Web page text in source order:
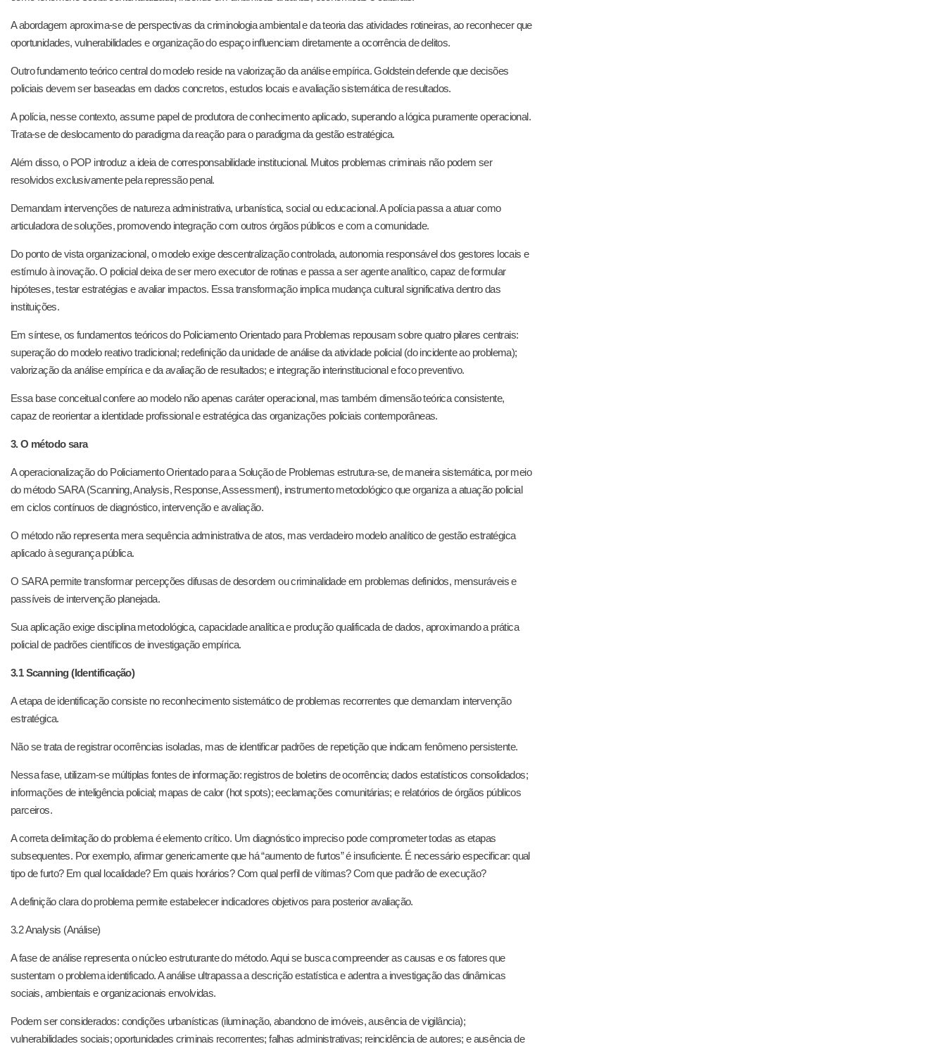
A abordagem aproxima-se de perspectivas da criminologia ambiental e da teoria das atividades rotineiras, ao reconhecer que
oportunidades, vulnerabilidades e organização do espaço influenciam diretamente a ocorrência de delitos.
Outro fundamento teórico central do modelo reside na valorização da análise empírica. Goldstein defende que decisões
policiais devem ser baseadas em dados concretos, estudos locais e avaliação sistemática de resultados.
A polícia, nesse contexto, assume papel de produtora de conhecimento aplicado, superando a lógica puramente operacional.
Trata-se de deslocamento do paradigma da reação para o paradigma da gestão estratégica.
Além disso, o POP introduz a ideia de corresponsabilidade institucional. Muitos problemas criminais não podem ser
resolvidos exclusivamente pela repressão penal.
Demandam intervenções de natureza administrativa, urbanística, social ou educacional. A polícia passa a atuar como
articuladora de soluções, promovendo integração com outros órgãos públicos e com a comunidade.
Do ponto de vista organizacional, o modelo exige descentralização controlada, autonomia responsável dos gestores locais e
estímulo à inovação. O policial deixa de ser mero executor de rotinas e passa a ser agente analítico, capaz de formular
hipóteses, testar estratégias e avaliar impactos. Essa transformação implica mudança cultural significativa dentro das
instituições.
Em síntese, os fundamentos teóricos do Policiamento Orientado para Problemas repousam sobre quatro pilares centrais:
superação do modelo reativo tradicional; redefinição da unidade de análise da atividade policial (do incidente ao problema);
valorização da análise empírica e da avaliação de resultados; e integração interinstitucional e foco preventivo.
Essa base conceitual confere ao modelo não apenas caráter operacional, mas também dimensão teórica consistente,
capaz de reorientar a identidade profissional e estratégica das organizações policiais contemporâneas.
3. O método sara
A operacionalização do Policiamento Orientado para a Solução de Problemas estrutura-se, de maneira sistemática, por meio
do método SARA (Scanning, Analysis, Response, Assessment), instrumento metodológico que organiza a atuação policial
em ciclos contínuos de diagnóstico, intervenção e avaliação.
O método não representa mera sequência administrativa de atos, mas verdadeiro modelo analítico de gestão estratégica
aplicado à segurança pública.
O SARA permite transformar percepções difusas de desordem ou criminalidade em problemas definidos, mensuráveis e
passíveis de intervenção planejada.
Sua aplicação exige disciplina metodológica, capacidade analítica e produção qualificada de dados, aproximando a prática
policial de padrões científicos de investigação empírica.
3.1 Scanning (Identificação)
A etapa de identificação consiste no reconhecimento sistemático de problemas recorrentes que demandam intervenção
estratégica.
Não se trata de registrar ocorrências isoladas, mas de identificar padrões de repetição que indicam fenômeno persistente.
Nessa fase, utilizam-se múltiplas fontes de informação: registros de boletins de ocorrência; dados estatísticos consolidados;
informações de inteligência policial; mapas de calor (hot spots); eeclamações comunitárias; e relatórios de órgãos públicos
parceiros.
A correta delimitação do problema é elemento crítico. Um diagnóstico impreciso pode comprometer todas as etapas
subsequentes. Por exemplo, afirmar genericamente que há “aumento de furtos” é insuficiente. É necessário especificar: qual
tipo de furto? Em qual localidade? Em quais horários? Com qual perfil de vítimas? Com que padrão de execução?
A definição clara do problema permite estabelecer indicadores objetivos para posterior avaliação.
3.2 Analysis (Análise)
A fase de análise representa o núcleo estruturante do método. Aqui se busca compreender as causas e os fatores que
sustentam o problema identificado. A análise ultrapassa a descrição estatística e adentra a investigação das dinâmicas
sociais, ambientais e organizacionais envolvidas.
Podem ser considerados: condições urbanísticas (iluminação, abandono de imóveis, ausência de vigilância);
vulnerabilidades sociais; oportunidades criminais recorrentes; falhas administrativas; reincidência de autores; e ausência de